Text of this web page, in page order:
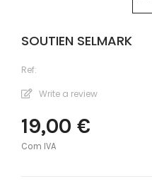
SOUTIEN SELMARK
Ref:
Write a review
19,00 €
Com IVA